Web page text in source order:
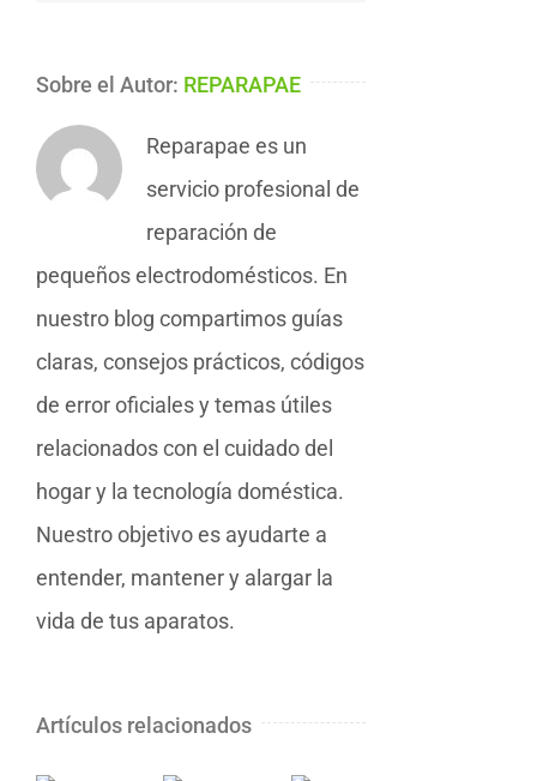
Sobre el Autor: REPARAPAE
Reparapae es un
servicio profesional de
reparación de
pequeños electrodomésticos. En
nuestro blog compartimos guías
claras, consejos prácticos, códigos
de error oficiales y temas útiles
relacionados con el cuidado del
hogar y la tecnología doméstica.
Nuestro objetivo es ayudarte a
entender, mantener y alargar la
vida de tus aparatos.
Artículos relacionados